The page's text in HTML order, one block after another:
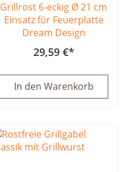
Grillrost 6-eckig Ø 21 cm
Einsatz für Feuerplatte
Dream Design
29,59 €
In den Warenkorb